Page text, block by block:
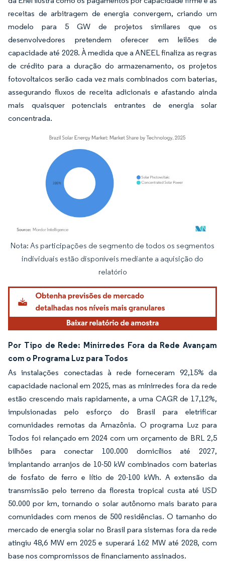
receitas de arbitragem de energia convergem, criando um
modelo para 5 GW de projetos similares que os
desenvolvedores pretendem oferecer em leilões de
capacidade até 2028. À medida que a ANEEL finaliza as regras
de crédito para a duração do armazenamento, os projetos
fotovoltaicos serão cada vez mais combinados com baterias,
assegurando fluxos de receita adicionais e afastando ainda
mais quaisquer potenciais entrantes de energia solar
concentrada.
Imagem © Mordor Intelligence. O reuso requer atribuição conforme CC BY 4.0.
Nota: As participações de segmento de todos os segmentos
individuais estão disponíveis mediante a aquisição do
relatório
Por Tipo de Rede: Minirredes Fora da Rede Avançam
com o Programa Luz para Todos
As instalações conectadas à rede forneceram 92,15% da
capacidade nacional em 2025, mas as minirredes fora da rede
estão crescendo mais rapidamente, a uma CAGR de 17,12%,
impulsionadas pelo esforço do Brasil para eletrificar
comunidades remotas da Amazônia. O programa Luz para
Todos foi relançado em 2024 com um orçamento de BRL 2,5
bilhões para conectar 100.000 domicílios até 2027,
implantando arranjos de 10-50 kW combinados com baterias
de fosfato de ferro e lítio de 20-100 kWh. A extensão da
transmissão pelo terreno da floresta tropical custa até USD
50.000 por km, tornando o solar autônomo mais barato para
comunidades com menos de 500 residências. O tamanho do
mercado de energia solar no Brasil para sistemas fora da rede
atingiu 48,6 MW em 2025 e superará 162 MW até 2028, com
base nos compromissos de financiamento assinados.